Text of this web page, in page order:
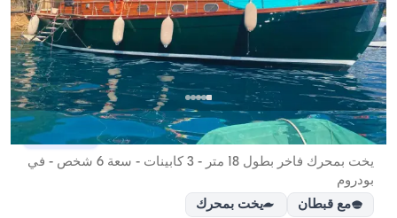
مرمريس, Muğla قارب جديد
يخت بمحرك فاخر بطول 18 متر - 3 كابينات - سعة 6 شخص - في
بودروم
مع قبطان
يخت بمحرك